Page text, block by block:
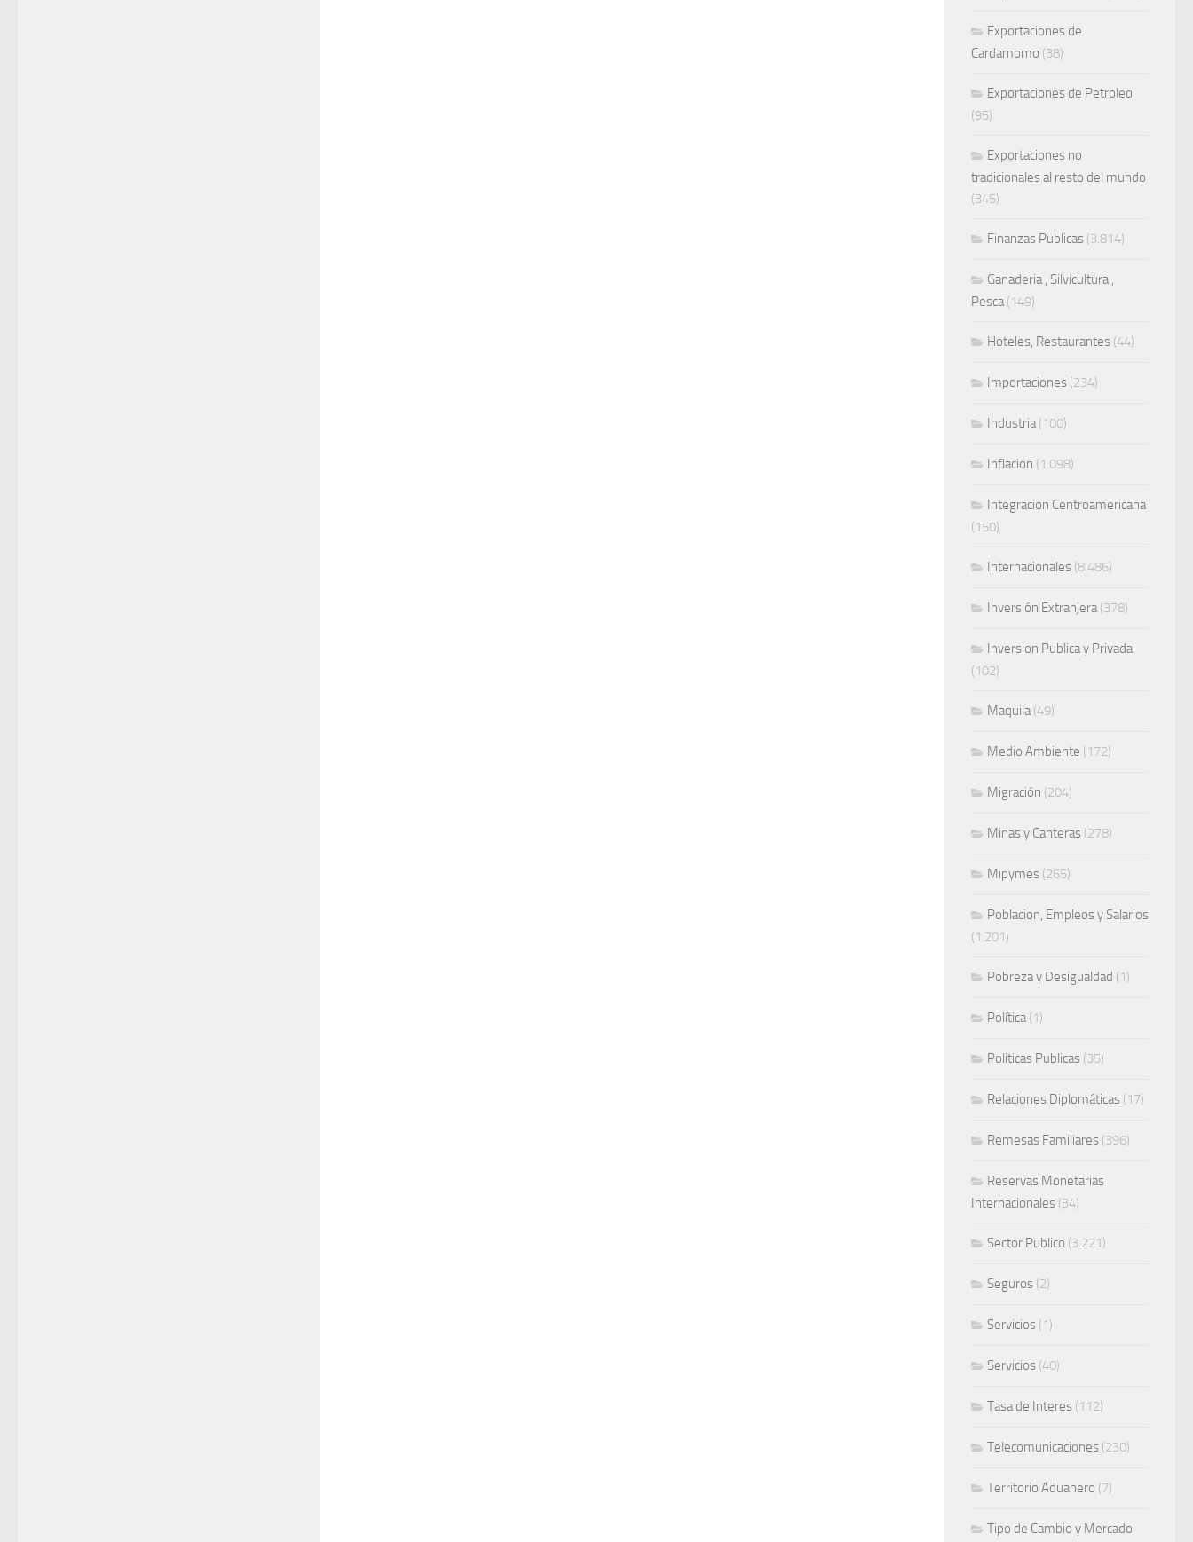
Exportaciones de
Cardamomo (38)
Exportaciones de Petroleo
(95)
Exportaciones no
tradicionales al resto del mundo
(345)
Finanzas Publicas (3.814)
Ganaderia , Silvicultura ,
Pesca(149)
Hoteles, Restaurantes (44)
Importaciones (234)
Industria(100)
Inflacion (1.098)
Integracion Centroamericana
(150)
Internacionales (8.486)
Inversión Extranjera(378)
Inversion Publica y Privada
(102)
Maquila(49)
Medio Ambiente (172)
Migración (204)
Minas y Canteras (278)
Mipymes (265)
Poblacion, Empleos y Salarios
(1.201)
Pobreza y Desigualdad (1)
Política(1)
Politicas Publicas (35)
Relaciones Diplomáticas (17)
Remesas Familiares (396)
Reservas Monetarias
Internacionales (34)
Sector Publico (3.221)
Seguros (2)
Servicios (1)
Servicios (40)
Tasa de Interes (112)
Telecomunicaciones (230)
Territorio Aduanero (7)
Tipo de Cambio y Mercado